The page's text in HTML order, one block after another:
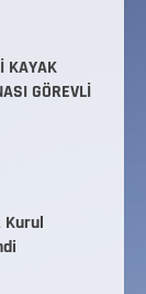
Kurul
KURSU